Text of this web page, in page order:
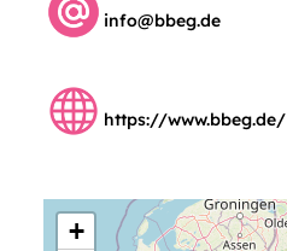
info@bbeg.de
https://www.bbeg.de/
+